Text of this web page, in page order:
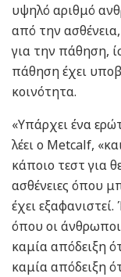
υψηλό αριθμό
από την
για την πάθηση,
πάθηση έχει
κοινότητα.
«Υπάρχει ένα
λέει ο Metcalf,
κάποιο τεστ για
ασθένειες όπου
έχει
όπου οι
καμία απόδειξη
καμία απόδειξη